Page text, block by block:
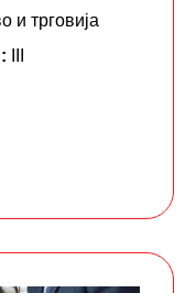
и трговија